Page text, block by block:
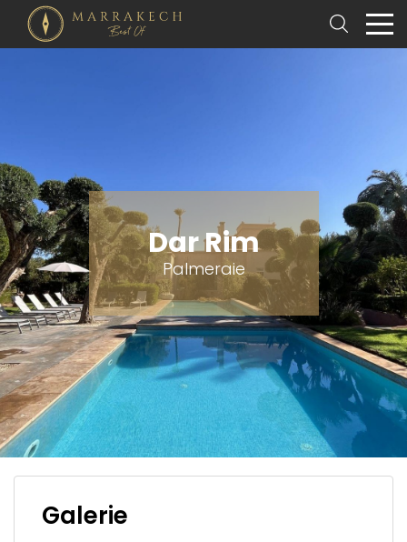
Dar Rim
Palmeraie
Galerie